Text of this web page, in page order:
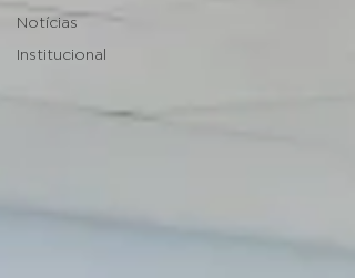
Notícias
Institucional